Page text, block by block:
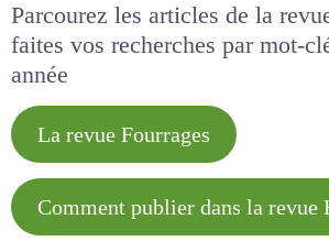
Parcourez les articles de la
faites vos recherches par mot-
année
La revue Fourrages
Comment publier dans la